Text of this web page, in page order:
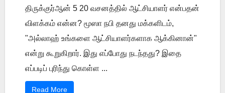
திருக்குர்ஆன் 5 20 வசனத்தில் ஆட்சியாளர் என்பதன்
விளக்கம் என்ன? மூஸா நபி தனது மக்களிடம்,
"அல்லாஹ் உங்களை ஆட்சியாளர்களாக ஆக்கினான்"
என்று கூறுகிறார். இது எப்போது நடந்தது? இதை
எப்படிப் புரிந்து கொள்ள ...
Read More